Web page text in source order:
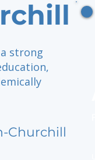
strong
Churchill